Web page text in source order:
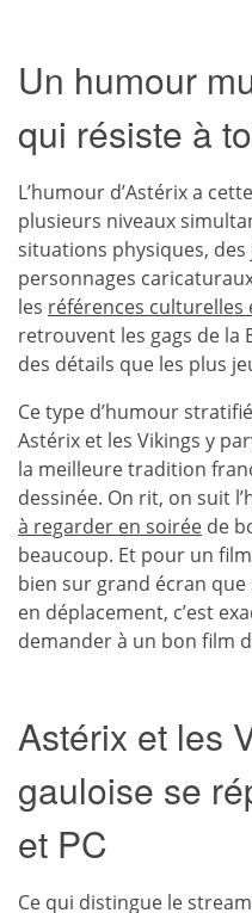
Un humour
qui résiste à
L’humour d’Astérix a
plusieurs niveaux
situations physiques,
personnages
les références culturelles
retrouvent les gags de la
des détails que les plus
Ce type d’humour
Astérix et les Vikings y
la meilleure tradition
dessinée. On rit, on suit
à regarder en soirée de
beaucoup. Et pour un
bien sur grand écran
en déplacement, c’est
demander à un bon film
Astérix et les
gauloise se
et PC
Ce qui distingue le